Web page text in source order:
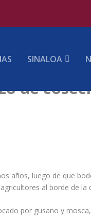
SINALOA
de
años, luego de que
al borde de la
por gusano y